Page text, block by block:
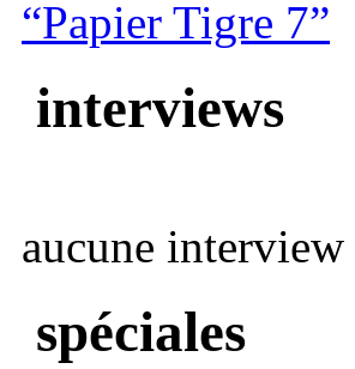
“Papier Tigre 7”
interviews
aucune
spéciales